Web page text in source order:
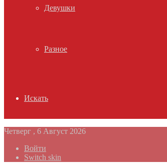
Девушки
Разное
Искать
Четверг , 6 Август 2026
Войти
Switch skin